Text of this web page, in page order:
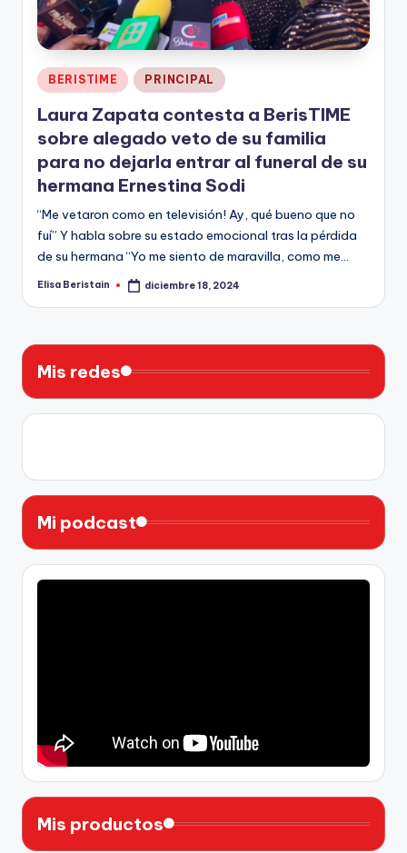
Publicado
en
BERISTIME PRINCIPAL
Laura Zapata contesta a BerisTIME
sobre alegado veto de su familia
para no dejarla entrar al funeral de su
hermana Ernestina Sodi
“Me vetaron como en televisión! Ay, qué bueno que no
fuí” Y habla sobre su estado emocional tras la pérdida
de su hermana “Yo me siento de maravilla, como me…
Publicado
Elisa Beristain diciembre 18, 2024
Mis redes
Mi podcast
Mis productos